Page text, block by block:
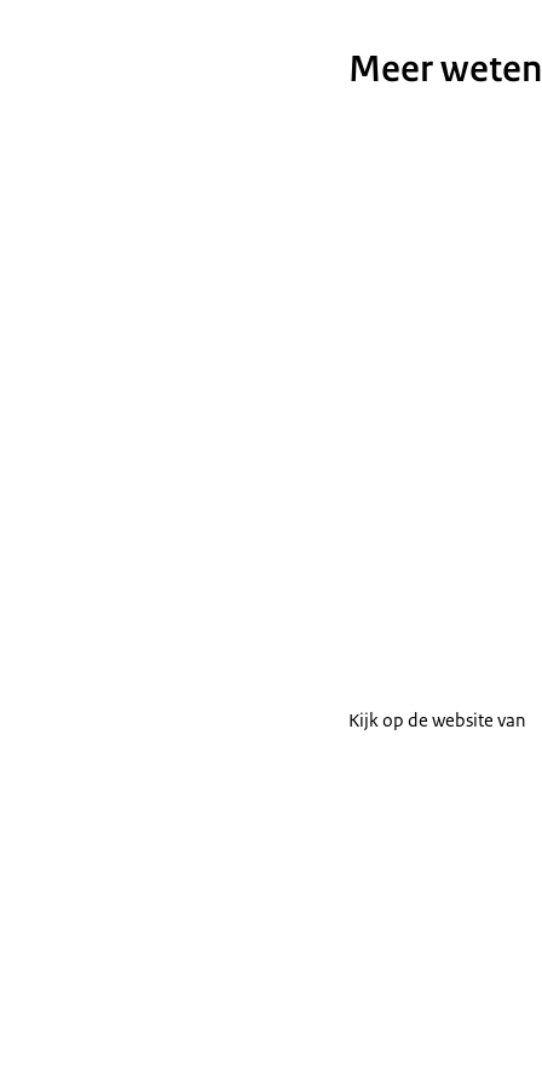
Meer
Kijk op de website van